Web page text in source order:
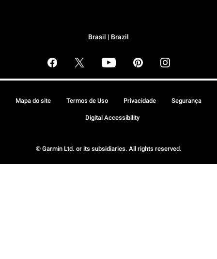
Brasil | Brazil
© Garmin Ltd. or its subsidiaries. All rights reserved.
Mapa do site Termos de Uso Privacidade Segurança
Digital Accessibility